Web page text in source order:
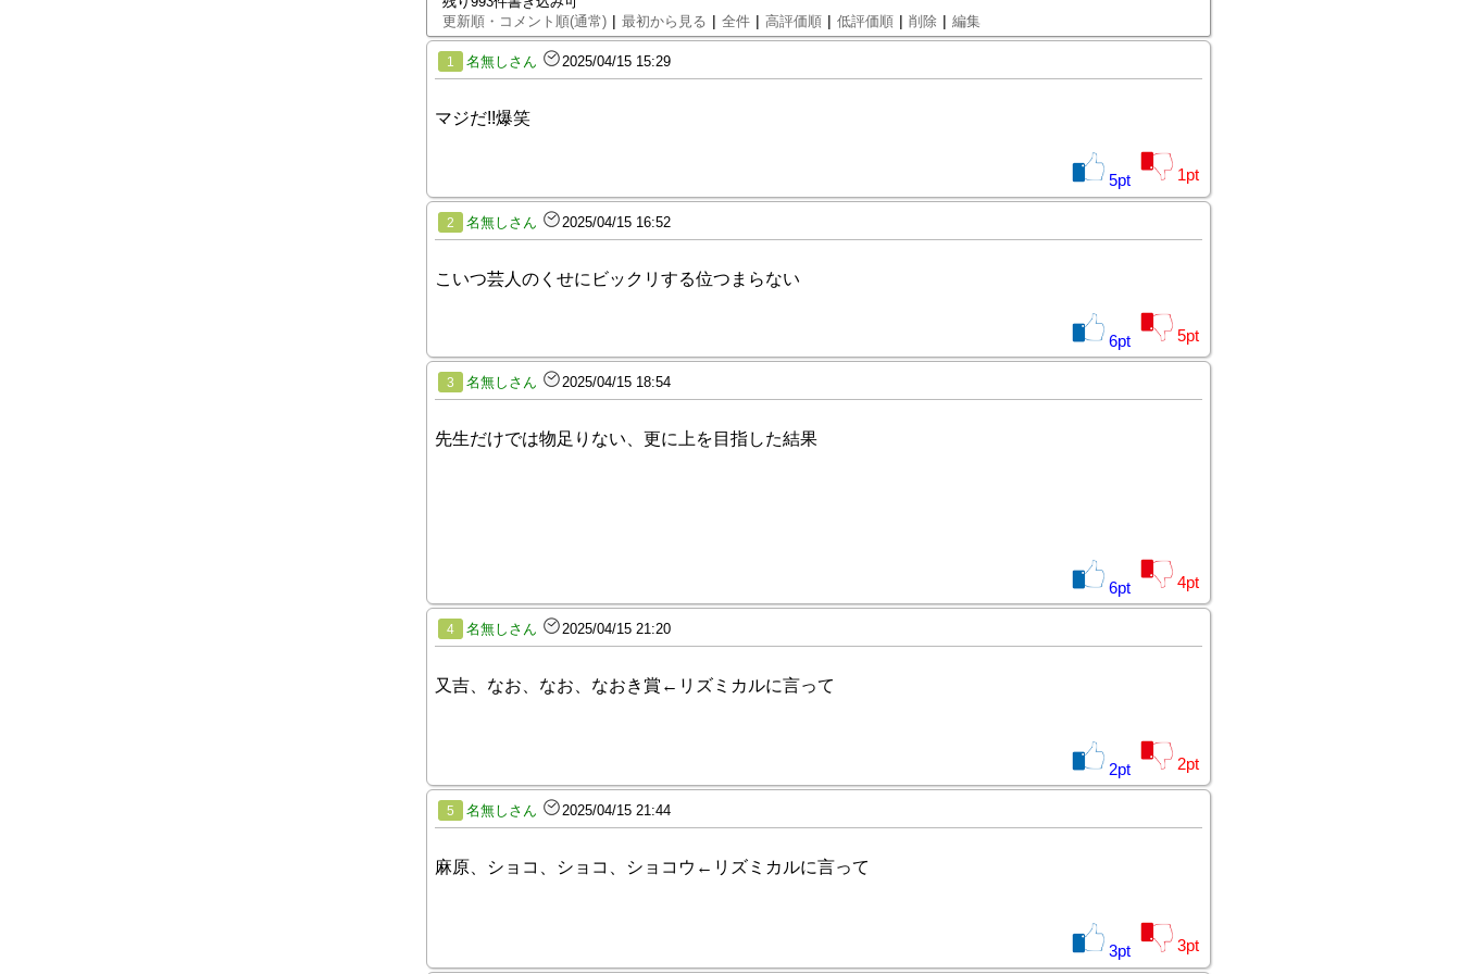
更新順・コメント順(通常) | 最初から見る | 全件 | 高評価順 | 低評価順 | 削除 | 編集
1 名無しさん 2025/04/15 15:29
マジだ!!爆笑
5pt 1pt
2 名無しさん 2025/04/15 16:52
こいつ芸人のくせにビックリする位つまらない
6pt 5pt
3 名無しさん 2025/04/15 18:54
先生だけでは物足りない、更に上を目指した結果
6pt 4pt
4 名無しさん 2025/04/15 21:20
又吉、なお、なお、なおき賞←リズミカルに言って
2pt 2pt
5 名無しさん 2025/04/15 21:44
麻原、ショコ、ショコ、ショコウ←リズミカルに言って
3pt 3pt